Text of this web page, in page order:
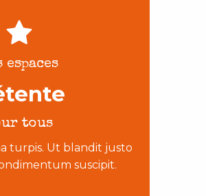
espaces
tous
turpis. Ut blandit justo
suscipit.